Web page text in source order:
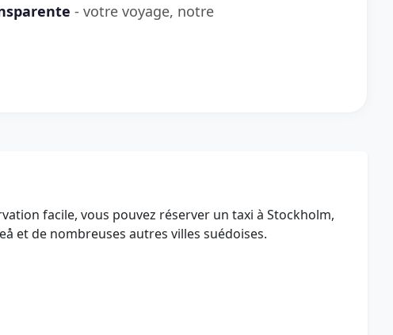
- votre voyage, notre
facile, vous pouvez réserver un taxi à Stockholm,
et de nombreuses autres villes suédoises.